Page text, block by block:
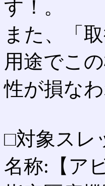
す！。
また、「
用途でこ
性が損な
□対象スレ
名称:【ア